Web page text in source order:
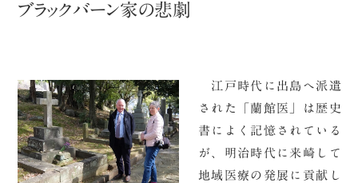
ブラックバーン家の悲劇
江戸時代に出島へ派遣
された「蘭館医」は歴史
書によく記憶されている
が、明治時代に来崎して
地域医療の発展に貢献し